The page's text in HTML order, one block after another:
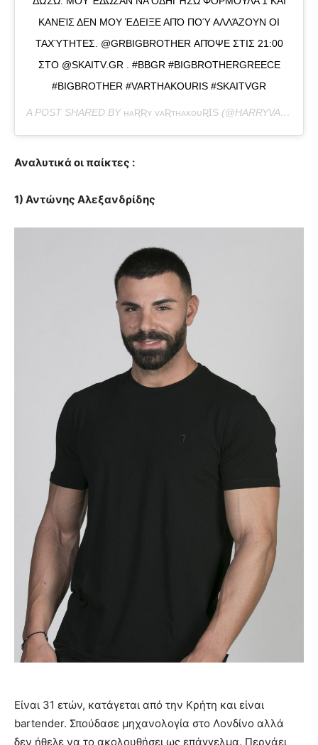
ΚΑΝΕΊΣ ΔΕΝ ΜΟΥ ΈΔΕΙΞΕ ΑΠΌ ΠΟΎ ΑΛΛΆΖΟΥΝ ΟΙ
ΤΑΧΎΤΗΤΕΣ. @GRBIGBROTHER ΑΠΌΨΕ ΣΤΙΣ 21:00
ΣΤΟ @SKAITV.GR . #BBGR #BIGBROTHERGREECE
#BIGBROTHER #VARTHAKOURIS #SKAITVGR
A POST SHARED BY ʜᴀƦƦʏ ᴠᴀƦᴛʜᴀᴋᴏᴜƦꞮЅ (@HARRYVARTHAKOURIS) ON
Αναλυτικά οι παίκτες :
1) Αντώνης Αλεξανδρίδης
Είναι 31 ετών, κατάγεται από την Κρήτη και είναι
bartender. Σπούδασε μηχανολογία στο Λονδίνο αλλά
δεν ήθελε να το ακολουθήσει ως επάγγελμα. Περνάει